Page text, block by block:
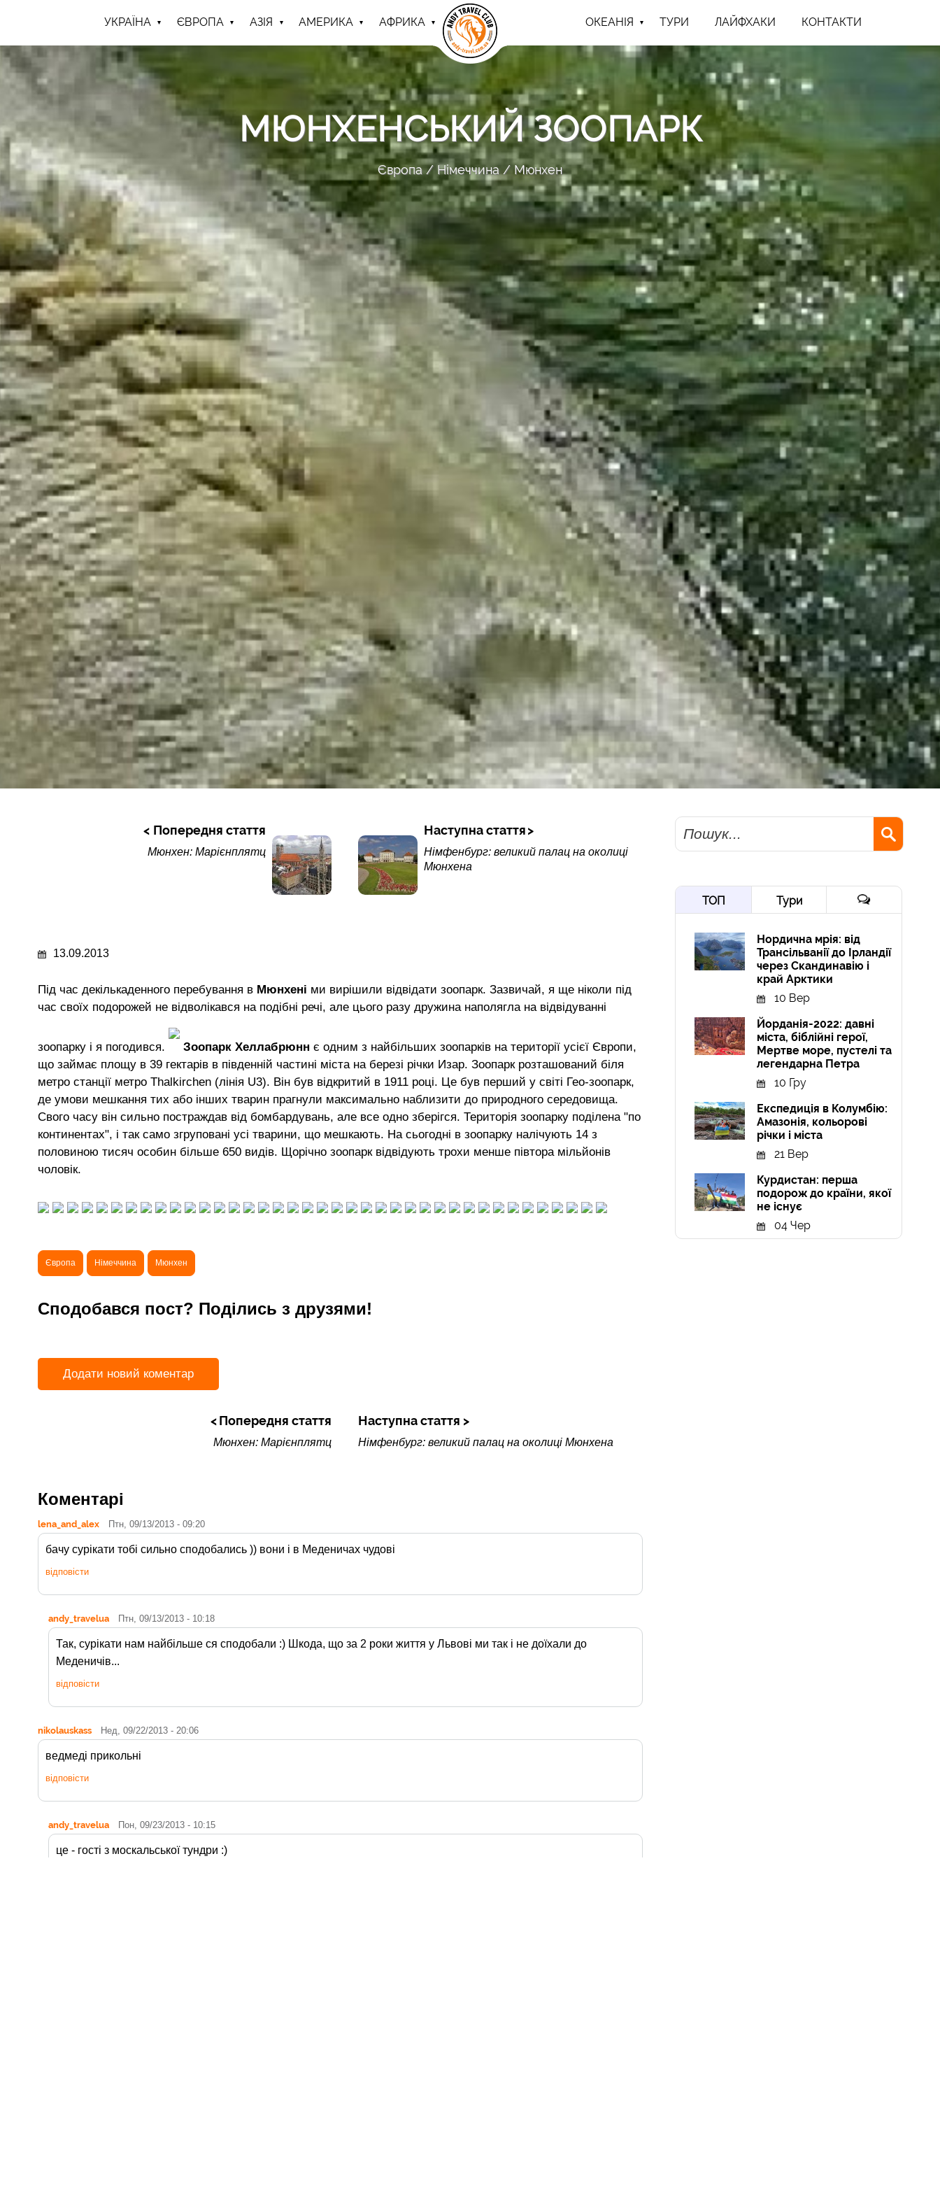
УКРАЇНА ЄВРОПА АЗІЯ АМЕРИКА АФРИКА ОКЕАНІЯ ТУРИ ЛАЙФХАКИ КОНТАКТИ
МЮНХЕНСЬКИЙ ЗООПАРК
Європа Німеччина Мюнхен
Попередня стаття
Мюнхен: Марієнплятц
Наступна стаття
Німфенбург: великий палац на околиці
Мюнхена
13.09.2013
Під час декількаденного перебування в Мюнхені ми вирішили відвідати зоопарк. Зазвичай, я ще ніколи під
час своїх подорожей не відволікався на подібні речі, але цього разу дружина наполягла на відвідуванні
зоопарку і я погодився. Зоопарк Хеллабрюнн є одним з найбільших зоопарків на території усієї Європи,
що займає площу в 39 гектарів в південній частині міста на березі річки Изар. Зоопарк розташований біля
метро станції метро Thalkirchen (лінія U3). Він був відкритий в 1911 році. Це був перший у світі Гео-зоопарк,
де умови мешкання тих або інших тварин прагнули максимально наблизити до природного середовища.
Свого часу він сильно постраждав від бомбардувань, але все одно зберігся. Територія зоопарку поділена "по
континентах", і так само згруповані усі тварини, що мешкають. На сьогодні в зоопарку налічують 14 з
половиною тисяч особин більше 650 видів. Щорічно зоопарк відвідують трохи менше півтора мільйонів
чоловік.
Європа Німеччина Мюнхен
Сподобався пост? Поділись з друзями!
Додати новий коментар
Попередня стаття
Мюнхен: Марієнплятц
Наступна стаття
Німфенбург: великий палац на околиці Мюнхена
Коментарі
lena_and_alex Птн, 09/13/2013 - 09:20
бачу сурікати тобі сильно сподобались )) вони і в Меденичах чудові
відповісти
andy_travelua Птн, 09/13/2013 - 10:18
Так, сурікати нам найбільше ся сподобали :) Шкода, що за 2 роки життя у Львові ми так і не доїхали до
Меденичів...
відповісти
nikolauskass Нед, 09/22/2013 - 20:06
ведмеді прикольні
відповісти
andy_travelua Пон, 09/23/2013 - 10:15
це - гості з москальської тундри :)
Пошук
ТОП Тури
Нордична мрія: від
Трансільванії до Ірландії
через Скандинавію і
край Арктики
10 Вер
Йорданія-2022: давні
міста, біблійні герої,
Мертве море, пустелі та
легендарна Петра
10 Гру
Експедиція в Колумбію:
Амазонія, кольорові
річки і міста
21 Вер
Курдистан: перша
подорож до країни, якої
не існує
04 Чер